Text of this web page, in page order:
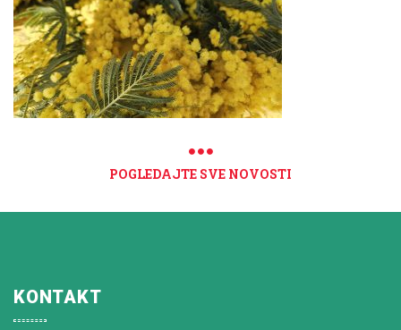
POGLEDAJTE SVE NOVOSTI
KONTAKT